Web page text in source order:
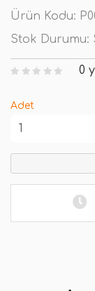
Ürün Kodu:
Stok Durumu:
0
Adet